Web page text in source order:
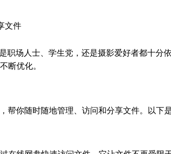
职场人士、学生党，还是摄影爱好者都十分
断优化。
你随时随地管理、访问和分享文件。以下